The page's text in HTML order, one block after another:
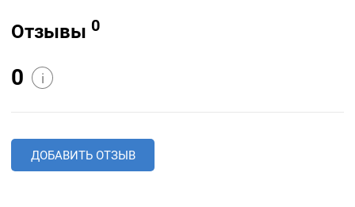
Отзывы 0
0 i
ДОБАВИТЬ ОТЗЫВ